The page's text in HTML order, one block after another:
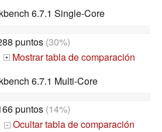
6.7.1 Single-Core
puntos (30%)
+
Mostrar tabla de comparación
6.7.1 Multi-Core
puntos (14%)
- Ocultar tabla de comparación